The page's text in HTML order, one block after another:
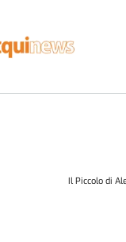
Il Piccolo di